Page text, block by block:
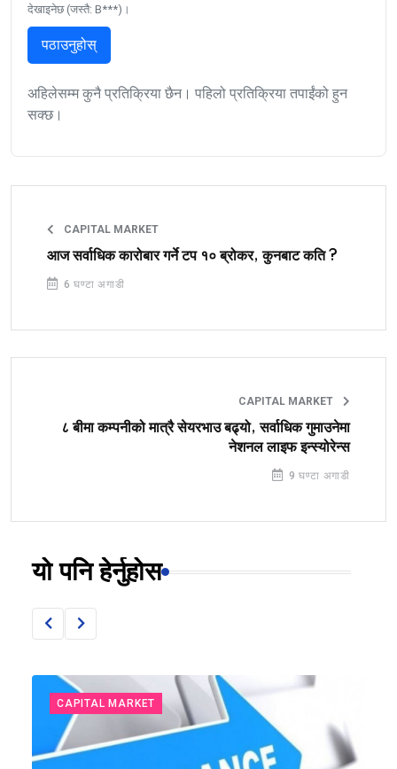
देखाइनेछ (जस्तै: B***)।
पठाउनुहोस्
अहिलेसम्म कुनै प्रतिक्रिया छैन। पहिलो प्रतिक्रिया तपाईंको हुन
सक्छ।
CAPITAL MARKET
आज सर्वाधिक कारोबार गर्ने टप १० ब्रोकर, कुनबाट कति ?
6 घण्टा अगाडी
CAPITAL MARKET
८ बीमा कम्पनीको मात्रै सेयरभाउ बढ्यो, सर्वाधिक गुमाउनेमा
नेशनल लाइफ इन्स्योरेन्स
9 घण्टा अगाडी
यो पनि हेर्नुहोस
CAPITAL MARKET